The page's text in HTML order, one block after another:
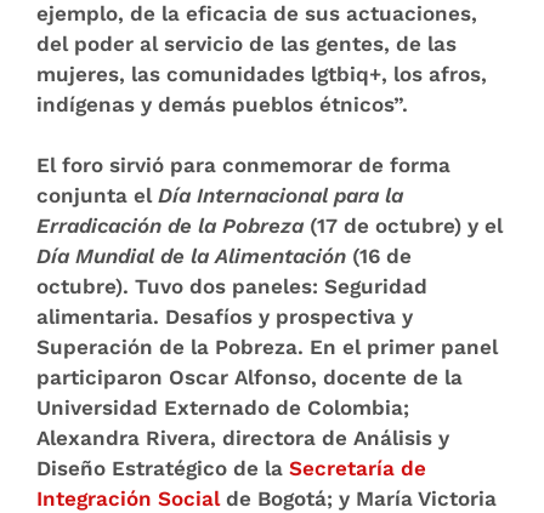
ejemplo, de la eficacia de sus actuaciones,
del poder al servicio de las gentes, de las
mujeres, las comunidades lgtbiq+, los afros,
indígenas y demás pueblos étnicos”.
El foro sirvió para conmemorar de forma
conjunta el Día Internacional para la
Erradicación de la Pobreza (17 de octubre) y el
Día Mundial de la Alimentación (16 de
octubre). Tuvo dos paneles: Seguridad
alimentaria. Desafíos y prospectiva y
Superación de la Pobreza. En el primer panel
participaron Oscar Alfonso, docente de la
Universidad Externado de Colombia;
Alexandra Rivera, directora de Análisis y
Diseño Estratégico de la Secretaría de
Integración Socialde Bogotá; y María Victoria